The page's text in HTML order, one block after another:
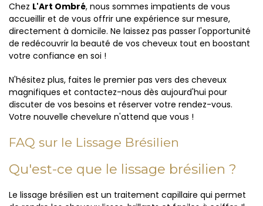
Chez L'Art Ombré, nous sommes impatients de vous
accueillir et de vous offrir une expérience sur mesure,
directement à domicile. Ne laissez pas passer l'opportunité
de redécouvrir la beauté de vos cheveux tout en boostant
votre confiance en soi !
N'hésitez plus, faites le premier pas vers des cheveux
magnifiques et contactez-nous dès aujourd'hui pour
discuter de vos besoins et réserver votre rendez-vous.
Votre nouvelle chevelure n'attend que vous !
FAQ sur le Lissage Brésilien
Qu'est-ce que le lissage brésilien ?
Le lissage brésilien est un traitement capillaire qui permet